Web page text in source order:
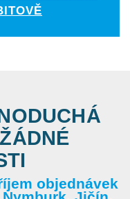
objednávek